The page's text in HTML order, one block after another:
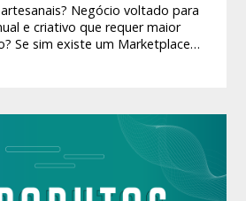
Negócio voltado para
e criativo que requer maior
Se sim existe um Marketplace